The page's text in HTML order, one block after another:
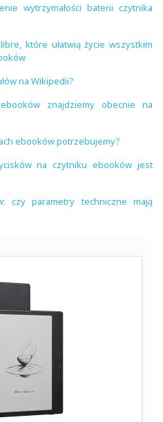
wytrzymałości baterii czytnika
które ułatwią życie wszystkim
na Wikipedii?
znajdziemy obecnie na
ebooków potrzebujemy?
na czytniku ebooków jest
czy parametry techniczne mają